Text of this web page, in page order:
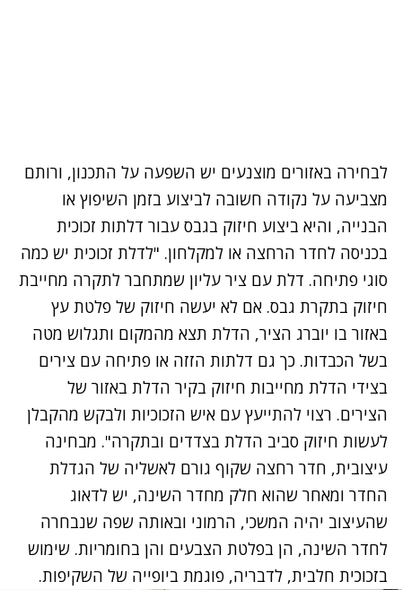
לבחירה באזורים מוצנעים יש השפעה על התכנון, ורותם
מצביעה על נקודה חשובה לביצוע בזמן השיפוץ או
הבנייה, והיא ביצוע חיזוק בגבס עבור דלתות זכוכית
בכניסה לחדר הרחצה או למקלחון. "לדלת זכוכית יש כמה
סוגי פתיחה. דלת עם ציר עליון שמתחבר לתקרה מחייבת
חיזוק בתקרת גבס. אם לא יעשה חיזוק של פלטת עץ
באזור בו יוברג הציר, הדלת תצא מהמקום ותגלוש מטה
בשל הכבדות. כך גם דלתות הזזה או פתיחה עם צירים
בצידי הדלת מחייבות חיזוק בקיר הדלת באזור של
הצירים. רצוי להתייעץ עם איש הזכוכיות ולבקש מהקבלן
לעשות חיזוק סביב הדלת בצדדים ובתקרה". מבחינה
עיצובית, חדר רחצה שקוף גורם לאשליה של הגדלת
החדר ומאחר שהוא חלק מחדר השינה, יש לדאוג
שהעיצוב יהיה המשכי, הרמוני ובאותה שפה שנבחרה
לחדר השינה, הן בפלטת הצבעים והן בחומריות. שימוש
בזכוכית חלבית, לדבריה, פוגמת ביופייה של השקיפות.